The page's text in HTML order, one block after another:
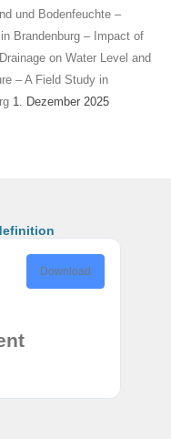
und Bodenfeuchte –
Brandenburg – Impact of
on Water Level and
– A Field Study in
1. Dezember 2025
Download